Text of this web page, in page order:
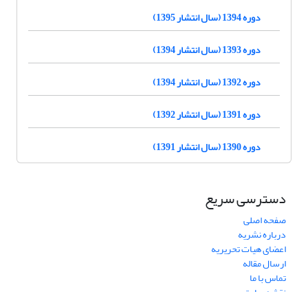
دوره 1394 (سال انتشار 1395)
دوره 1393 (سال انتشار 1394)
دوره 1392 (سال انتشار 1394)
دوره 1391 (سال انتشار 1392)
دوره 1390 (سال انتشار 1391)
دسترسی سریع
صفحه اصلی
درباره نشریه
اعضای هیات تحریریه
ارسال مقاله
تماس با ما